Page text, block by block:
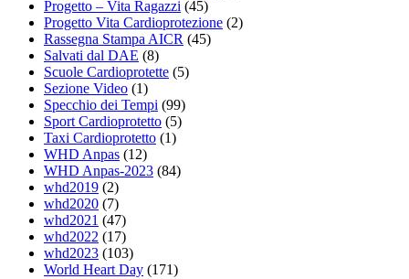
Progetto – Vita Ragazzi (45)
Progetto Vita Cardioprotezione (2)
Rassegna Stampa AICR (45)
Salvati dal DAE (8)
Scuole Cardioprotette (5)
Sezione Video (1)
Specchio dei Tempi (99)
Sport Cardioprotetto (5)
Taxi Cardioprotetto (1)
WHD Anpas (12)
WHD Anpas-2023 (84)
whd2019 (2)
whd2020 (7)
whd2021 (47)
whd2022 (17)
whd2023 (103)
World Heart Day (171)